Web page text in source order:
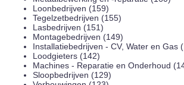
Loonbedrijven (159)
Tegelzetbedrijven (155)
Lasbedrijven (151)
Montagebedrijven (149)
Installatiebedrijven - CV, Water en Gas
Loodgieters (142)
Machines - Reparatie en Onderhoud
Sloopbedrijven (129)